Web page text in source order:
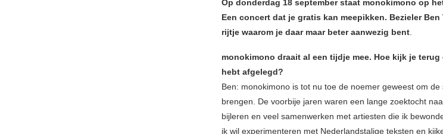
Op donderdag 18 september staat monokimono op
Een concert dat je gratis kan meepikken. Bezieler
rijtje waarom je daar maar beter aanwezig bent.
monokimono draait al een tijdje mee. Hoe kijk je
hebt afgelegd?
Ben: monokimono is tot nu toe de noemer geweest om
brengen. De voorbije jaren waren een lange zoektocht
bijleren en veel samenwerken met artiesten die ik
ik wil experimenteren met Nederlandstalige teksten en